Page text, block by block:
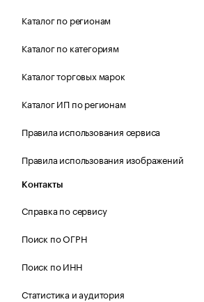
Каталог по регионам
Каталог по категориям
Каталог торговых марок
Каталог ИП по регионам
Правила использования сервиса
Правила использования изображений
Контакты
Справка по сервису
Поиск по ОГРН
Поиск по ИНН
Статистика и аудитория